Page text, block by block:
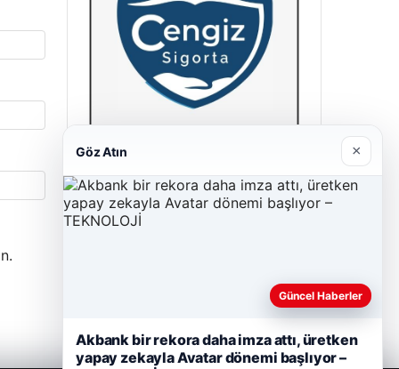
Cengiz Sigorta
23/06/2026
Göz Atın ×
Güncel Haberler
Akbank bir rekora daha imza attı, üretken
yapay zekayla Avatar dönemi başlıyor –